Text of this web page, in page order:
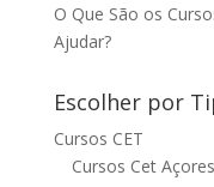
O Que São os
Ajudar?
Escolher por
Cursos CET
Cursos Cet Açores